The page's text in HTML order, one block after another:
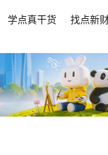
学点真干货 找点新